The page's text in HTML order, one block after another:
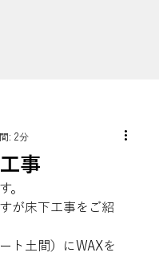
事
: 2分
。
が床下工事をご紹
ト土間）にWAXを